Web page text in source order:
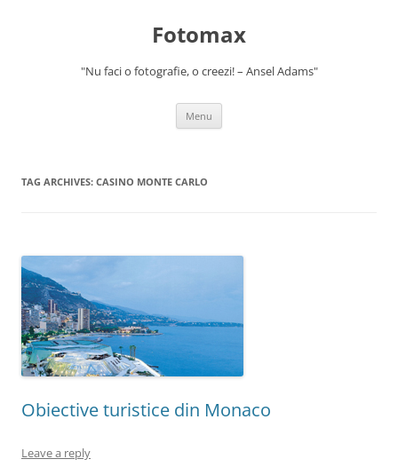
Fotomax
"Nu faci o fotografie, o creezi! – Ansel Adams"
Menu
TAG ARCHIVES: CASINO MONTE CARLO
Obiective turistice din Monaco
Leave a reply